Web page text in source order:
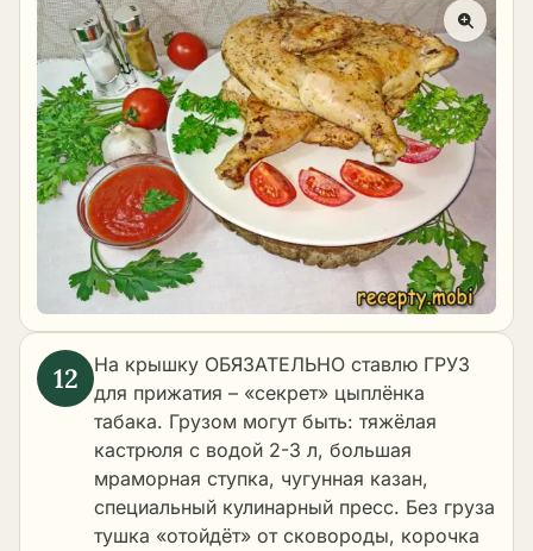
На крышку ОБЯЗАТЕЛЬНО ставлю ГРУЗ
для прижатия – «секрет» цыплёнка
табака. Грузом могут быть: тяжёлая
кастрюля с водой 2-3 л, большая
мраморная ступка, чугунная казан,
специальный кулинарный пресс. Без груза
тушка «отойдёт» от сковороды, корочка